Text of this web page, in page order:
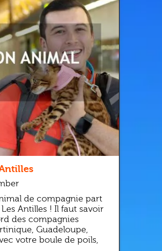
de compagnie part
Antilles ! Il faut savoir
des compagnies
Guadeloupe,
votre boule de poils,